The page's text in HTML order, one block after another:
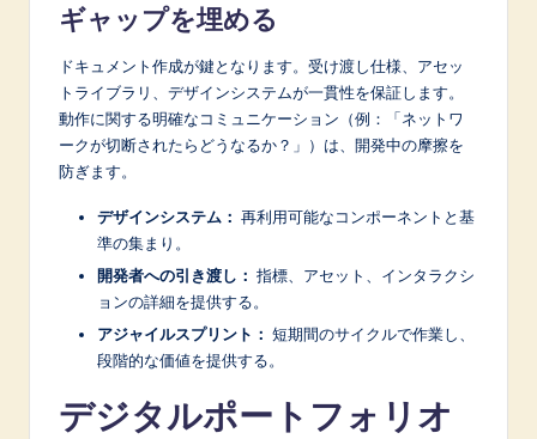
ギャップを埋める
ドキュメント作成が鍵となります。受け渡し仕様、アセッ
トライブラリ、デザインシステムが一貫性を保証します。
動作に関する明確なコミュニケーション（例：「ネットワ
ークが切断されたらどうなるか？」）は、開発中の摩擦を
防ぎます。
デザインシステム： 再利用可能なコンポーネントと基
準の集まり。
開発者への引き渡し： 指標、アセット、インタラクシ
ョンの詳細を提供する。
アジャイルスプリント： 短期間のサイクルで作業し、
段階的な価値を提供する。
デジタルポートフォリオ